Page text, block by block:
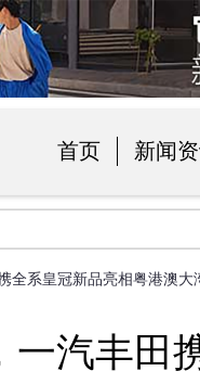
首页 新闻
全系皇冠新品亮相粤港澳大
一汽丰田